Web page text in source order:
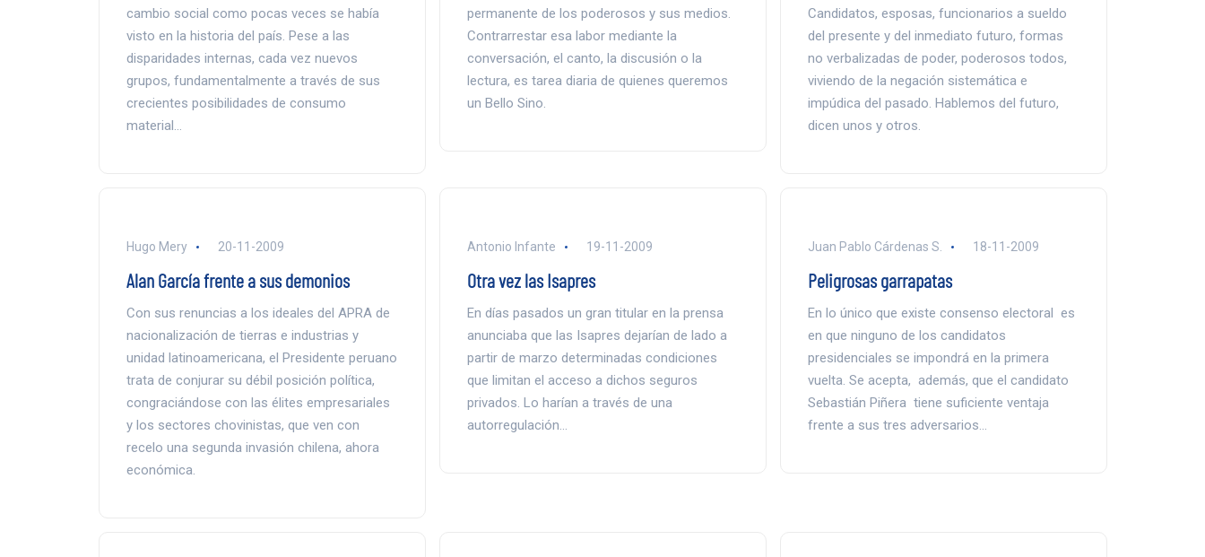
cambio social como pocas veces se había
visto en la historia del país. Pese a las
disparidades internas, cada vez nuevos
grupos, fundamentalmente a través de sus
crecientes posibilidades de consumo
material…
permanente de los poderosos y sus medios.
Contrarrestar esa labor mediante la
conversación, el canto, la discusión o la
lectura, es tarea diaria de quienes queremos
un Bello Sino.
Candidatos, esposas, funcionarios a sueldo
del presente y del inmediato futuro, formas
no verbalizadas de poder, poderosos todos,
viviendo de la negación sistemática e
impúdica del pasado. Hablemos del futuro,
dicen unos y otros.
Hugo Mery 20-11-2009
Alan García frente a sus demonios
Con sus renuncias a los ideales del APRA de
nacionalización de tierras e industrias y
unidad latinoamericana, el Presidente peruano
trata de conjurar su débil posición política,
congraciándose con las élites empresariales
y los sectores chovinistas, que ven con
recelo una segunda invasión chilena, ahora
económica.
Antonio Infante 19-11-2009
Otra vez las Isapres
En días pasados un gran titular en la prensa
anunciaba que las Isapres dejarían de lado a
partir de marzo determinadas condiciones
que limitan el acceso a dichos seguros
privados. Lo harían a través de una
autorregulación…
Juan Pablo Cárdenas S. 18-11-2009
Peligrosas garrapatas
En lo único que existe consenso electoral es
en que ninguno de los candidatos
presidenciales se impondrá en la primera
vuelta. Se acepta, además, que el candidato
Sebastián Piñera tiene suficiente ventaja
frente a sus tres adversarios…